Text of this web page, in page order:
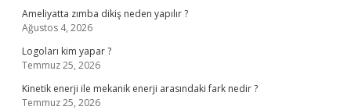
Ameliyatta zımba dikiş neden yapılır ?
Ağustos 4, 2026
Logoları kim yapar ?
Temmuz 25, 2026
Kinetik enerji ile mekanik enerji arasındaki fark nedir ?
Temmuz 25, 2026